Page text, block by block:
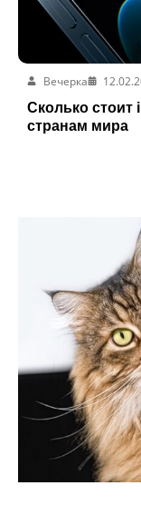
Вечерка
Сколько стоит
странам мира